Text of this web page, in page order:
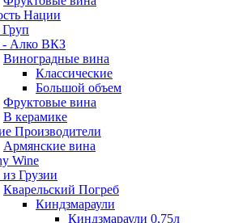
Нации
- Алко ВКЗ
Виноградные вина
Классические
Большой объем
Фруктовые вина
В керамике
Производители
Армянские вина
Wine
Грузии
Кварельский Погреб
Киндзмараули
Киндзмараули 0,75л